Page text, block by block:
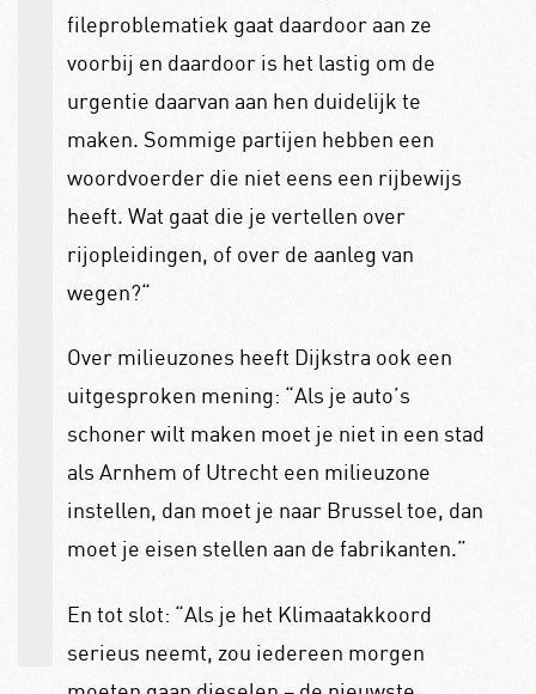
fileproblematiek gaat daardoor aan ze
voorbij en daardoor is het lastig om de
urgentie daarvan aan hen duidelijk te
maken. Sommige partijen hebben een
woordvoerder die niet eens een rijbewijs
heeft. Wat gaat die je vertellen over
rijopleidingen, of over de aanleg van
wegen?“
Over milieuzones heeft Dijkstra ook een
uitgesproken mening: “Als je auto’s
schoner wilt maken moet je niet in een stad
als Arnhem of Utrecht een milieuzone
instellen, dan moet je naar Brussel toe, dan
moet je eisen stellen aan de fabrikanten.”
En tot slot: “Als je het Klimaatakkoord
serieus neemt, zou iedereen morgen